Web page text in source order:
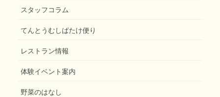
スタッフコラム
てんとうむしばたけ便り
レストラン情報
体験イベント案内
野菜のはなし